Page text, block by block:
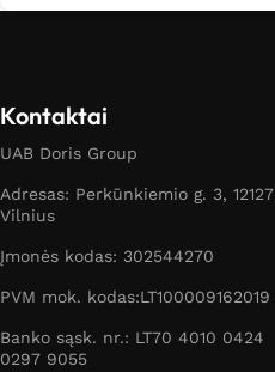
Kontaktai
UAB Doris Group
Adresas: Perkūnkiemio g. 3, 12127
Vilnius
Įmonės kodas: 302544270
PVM mok. kodas:LT100009162019
Banko sąsk. nr.: LT70 4010 0424
0297 9055